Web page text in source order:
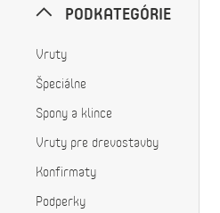
PODKATEGÓRIE
Vruty
Špeciálne
Spony a klince
Vruty pre drevostavby
Konfirmaty
Podperky